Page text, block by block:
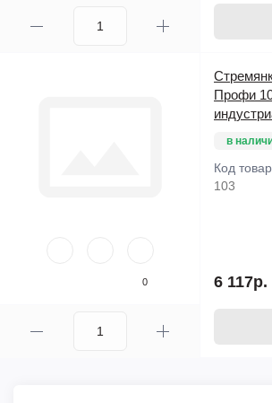
0
Профи
в
Код
103
6 117р.